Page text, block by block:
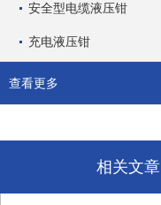
安全型电缆液压钳
充电液压钳
查看更多
相关文章